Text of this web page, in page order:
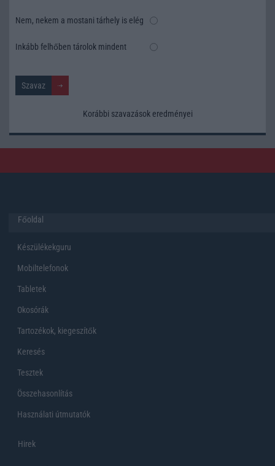
Nem, nekem a mostani tárhely is elég
Inkább felhőben tárolok mindent
Korábbi szavazások eredményei
Főoldal
Készülékekguru
Mobiltelefonok
Tabletek
Okosórák
Tartozékok, kiegeszítők
Keresés
Tesztek
Összehasonlítás
Használati útmutatók
Hirek